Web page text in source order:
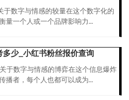
于数字与情感的较量在这个数字化的
量一个人或一个品牌影响力...
少_小红书粉丝报价查询
于数字与情感的博弈在这个信息爆炸
播者，每个人也都可以成为...